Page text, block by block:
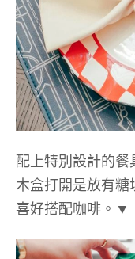
配上特別設計的餐
木盒打開是放有
喜好搭配咖啡。▼